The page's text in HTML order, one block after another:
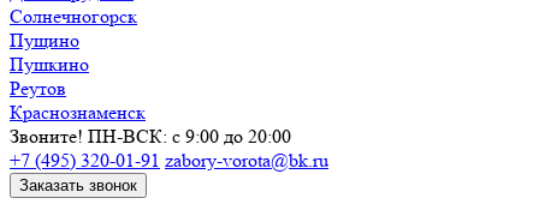
Солнечногорск
Пущино
Пушкино
Реутов
Краснознаменск
Звоните! ПН-ВСК: с 9:00 до 20:00
+7 (495) 320-01-91 zabory-vorota@bk.ru
Заказать звонок